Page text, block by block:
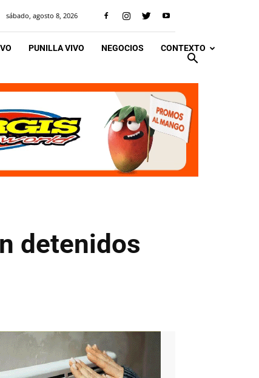
sábado, agosto 8, 2026
PUNILLA VIVO NEGOCIOS CONTEXTO
detenidos